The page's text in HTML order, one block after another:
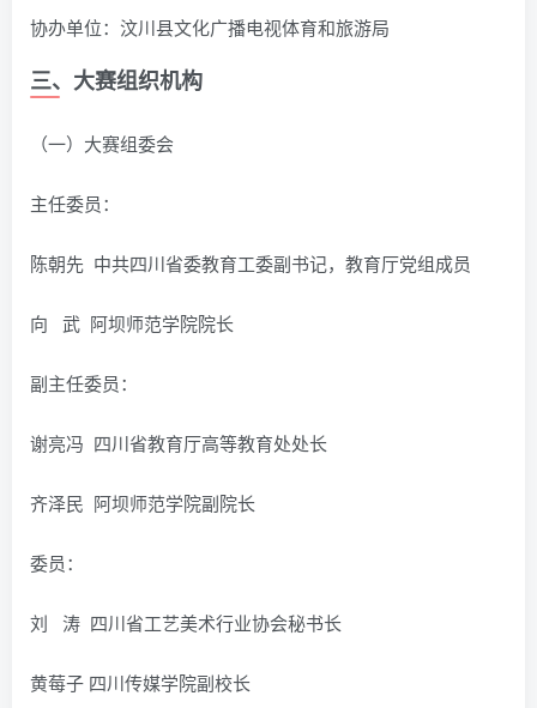
协办单位：汶川县文化广播电视体育和旅游局
三、大赛组织机构
（一）大赛组委会
主任委员：
陈朝先 中共四川省委教育工委副书记，教育厅党组成员
向 武 阿坝师范学院院长
副主任委员：
谢亮冯 四川省教育厅高等教育处处长
齐泽民 阿坝师范学院副院长
委员：
刘 涛 四川省工艺美术行业协会秘书长
黄莓子 四川传媒学院副校长